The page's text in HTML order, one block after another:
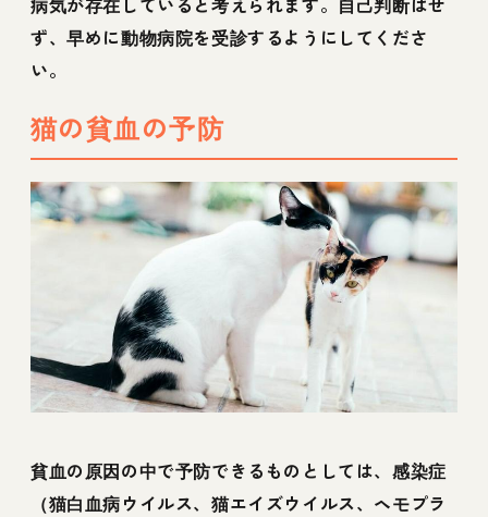
ず、早めに動物病院を受診するようにしてくださ
い。
猫の貧血の予防
貧血の原因の中で予防できるものとしては、感染症
（猫白血病ウイルス、猫エイズウイルス、ヘモプラ